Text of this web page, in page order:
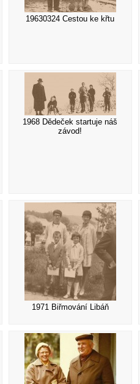
19630324 Cestou ke křtu
1968 Dědeček startuje náš
závod!
1971 Biřmování Libáň